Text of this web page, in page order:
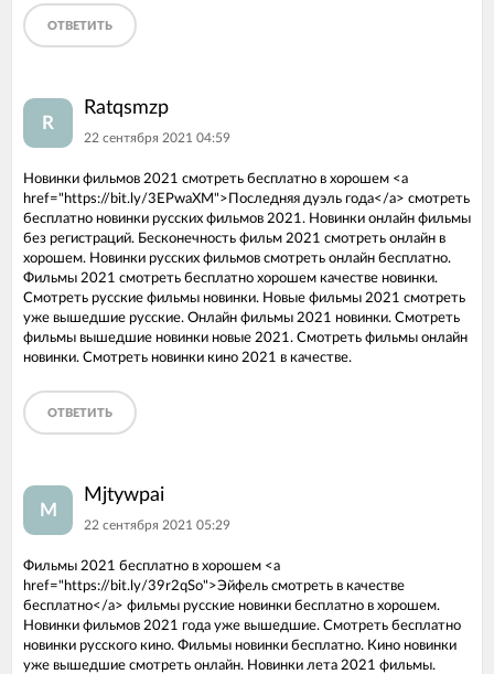
ОТВЕТИТЬ
R
Ratqsmzp
22 сентября 2021 04:59
Новинки фильмов 2021 смотреть бесплатно в хорошем <a
href="https://bit.ly/3EPwaXM">Последняя дуэль года</a> смотреть
бесплатно новинки русских фильмов 2021. Новинки онлайн фильмы
без регистраций. Бесконечность фильм 2021 смотреть онлайн в
хорошем. Новинки русских фильмов смотреть онлайн бесплатно.
Фильмы 2021 смотреть бесплатно хорошем качестве новинки.
Смотреть русские фильмы новинки. Новые фильмы 2021 смотреть
уже вышедшие русские. Онлайн фильмы 2021 новинки. Смотреть
фильмы вышедшие новинки новые 2021. Смотреть фильмы онлайн
новинки. Смотреть новинки кино 2021 в качестве.
ОТВЕТИТЬ
M
Mjtywpai
22 сентября 2021 05:29
Фильмы 2021 бесплатно в хорошем <a
href="https://bit.ly/39r2qSo">Эйфель смотреть в качестве
бесплатно</a> фильмы русские новинки бесплатно в хорошем.
Новинки фильмов 2021 года уже вышедшие. Смотреть бесплатно
новинки русского кино. Фильмы новинки бесплатно. Кино новинки
уже вышедшие смотреть онлайн. Новинки лета 2021 фильмы.